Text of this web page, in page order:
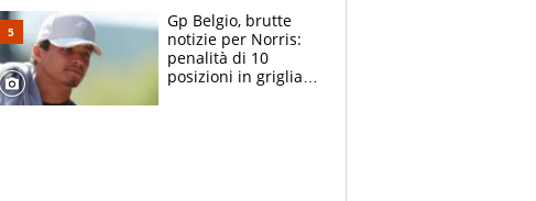
le parolacce"
Gp Belgio, brutte
notizie per Norris:
penalità di 10
posizioni in griglia,